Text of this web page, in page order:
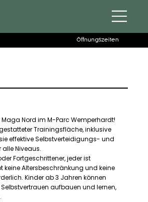
Öffnungszeiten
Maga Nord im M-Parc Wemperhardt!
Trainingsfläche, inklusive
effektive Selbstverteidigungs- und
alle Niveaus.
Fortgeschrittener, jeder ist
keine Altersbeschränkung und keine
Kinder ab 3 Jahren können
aufbauen und lernen,